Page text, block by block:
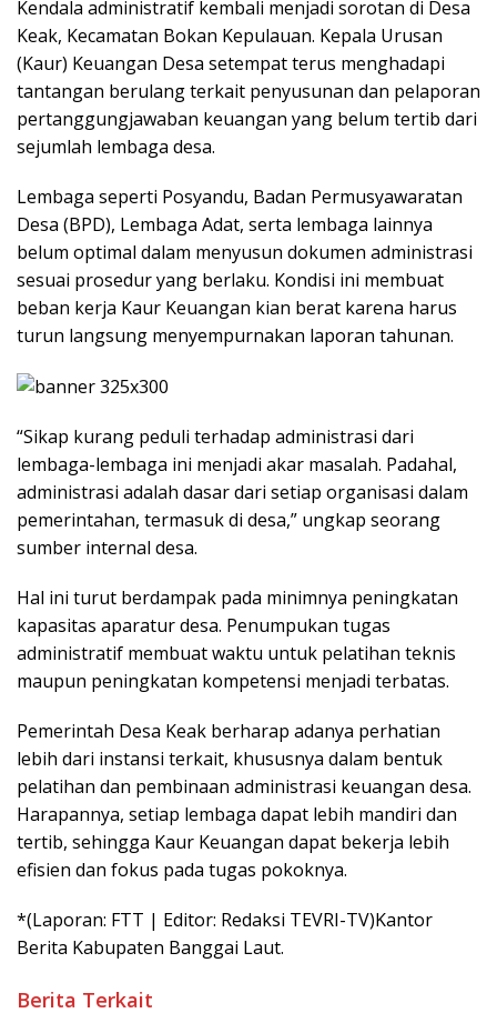
Kendala administratif kembali menjadi sorotan di Desa
Keak, Kecamatan Bokan Kepulauan. Kepala Urusan
(Kaur) Keuangan Desa setempat terus menghadapi
tantangan berulang terkait penyusunan dan pelaporan
pertanggungjawaban keuangan yang belum tertib dari
sejumlah lembaga desa.
Lembaga seperti Posyandu, Badan Permusyawaratan
Desa (BPD), Lembaga Adat, serta lembaga lainnya
belum optimal dalam menyusun dokumen administrasi
sesuai prosedur yang berlaku. Kondisi ini membuat
beban kerja Kaur Keuangan kian berat karena harus
turun langsung menyempurnakan laporan tahunan.
“Sikap kurang peduli terhadap administrasi dari
lembaga-lembaga ini menjadi akar masalah. Padahal,
administrasi adalah dasar dari setiap organisasi dalam
pemerintahan, termasuk di desa,” ungkap seorang
sumber internal desa.
Hal ini turut berdampak pada minimnya peningkatan
kapasitas aparatur desa. Penumpukan tugas
administratif membuat waktu untuk pelatihan teknis
maupun peningkatan kompetensi menjadi terbatas.
Pemerintah Desa Keak berharap adanya perhatian
lebih dari instansi terkait, khususnya dalam bentuk
pelatihan dan pembinaan administrasi keuangan desa.
Harapannya, setiap lembaga dapat lebih mandiri dan
tertib, sehingga Kaur Keuangan dapat bekerja lebih
efisien dan fokus pada tugas pokoknya.
*(Laporan: FTT | Editor: Redaksi TEVRI-TV)Kantor
Berita Kabupaten Banggai Laut.
Berita Terkait